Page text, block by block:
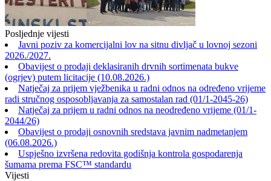
Posljednje vijesti
Javni poziv za komercijalni lov na sitnu divljač u lovnoj sezoni
2026./2027.
Obavijest o prodaji deklasiranih drvnih sortimenata bukve
(ogrjev) putem licitacije (10.08.2026.)
Natječaj za prijem vježbenika u radni odnos na određeno vrijeme
radi stručnog osposobljavanja za samostalan rad (01/1-2045-26)
Natječaj za prijem u radni odnos na neodređeno vrijeme (01/1-
2044/26)
Obavijest o prodaji osnovnih sredstava javnim nadmetanjem
(06.08.2026.)
Uspješno izvršena redovita godišnja kontrola gospodarenja
šumama prema FSC™ standardu
Vijesti